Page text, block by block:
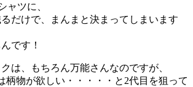
ャツに、
だけで、まんまと決まってしまいます
です！
は、もちろん万能さんなのですが、
柄物が欲しい・・・・・と2代目を狙って